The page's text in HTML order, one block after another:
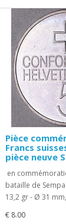
Pièce
Francs
pièce neuve
en
bataille de
13,2 gr - Ø 31
€ 8.00